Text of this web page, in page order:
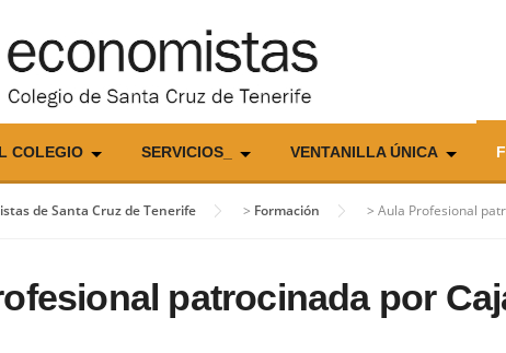
COLEGIO SERVICIOS_ VENTANILLA ÚNICA
de Santa Cruz de Tenerife > Formación > Aula Profesional
patrocinada por